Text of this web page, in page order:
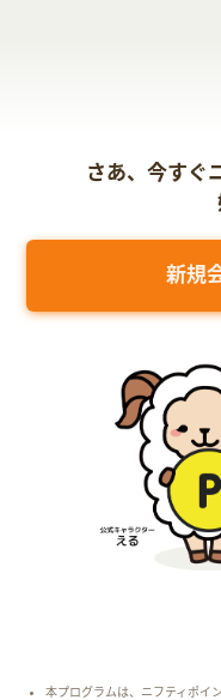
さあ、今すぐ
新規
本プログラムは、ニフティポイ